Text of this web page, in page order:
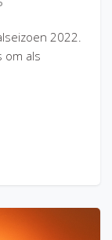
2022.
om als